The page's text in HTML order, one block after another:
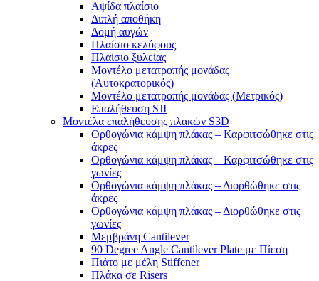
Αψίδα πλαίσιο
Διπλή αποθήκη
Δομή αυγών
Πλαίσιο κελύφους
Πλαίσιο ξυλείας
Μοντέλο μετατροπής μονάδας
(Αυτοκρατορικός)
Μοντέλο μετατροπής μονάδας (Μετρικός)
Επαλήθευση SJI
Μοντέλα επαλήθευσης πλακών S3D
Ορθογώνια κάμψη πλάκας – Καρφιτσώθηκε στις
άκρες
Ορθογώνια κάμψη πλάκας – Καρφιτσώθηκε στις
γωνίες
Ορθογώνια κάμψη πλάκας – Διορθώθηκε στις
άκρες
Ορθογώνια κάμψη πλάκας – Διορθώθηκε στις
γωνίες
Μεμβράνη Cantilever
90 Degree Angle Cantilever Plate με Πίεση
Πιάτο με μέλη Stiffener
Πλάκα σε Risers